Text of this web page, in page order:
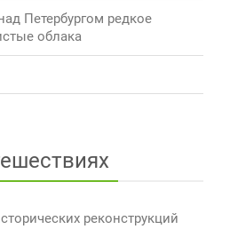
Петербургом редкое
облака
реконструкций